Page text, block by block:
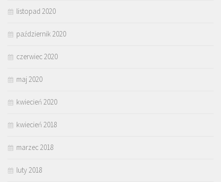
listopad 2020
październik 2020
czerwiec 2020
maj 2020
kwiecień 2020
kwiecień 2018
marzec 2018
luty 2018